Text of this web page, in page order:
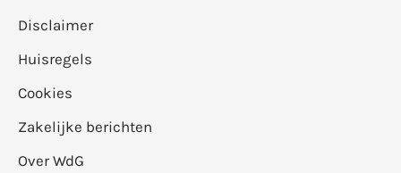
Disclaimer
Huisregels
Cookies
Zakelijke berichten
Over WdG